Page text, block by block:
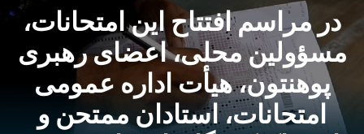
در مراسم افتتاح این امتحانات،
مسؤولین محلی، اعضای رهبری
پوهنتون، هیأت اداره عمومی
امتحانات، استادان ممتحن و